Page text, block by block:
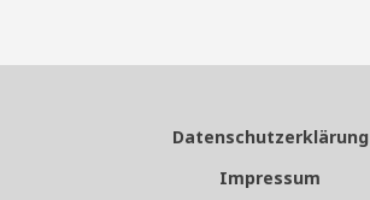
Datenschutzerklärung
Impressum